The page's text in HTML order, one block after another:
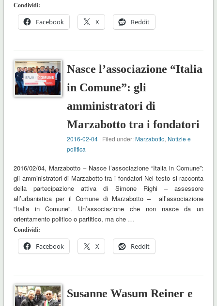
Condividi:
Facebook X Reddit
Nasce l’associazione “Italia
in Comune”: gli
amministratori di
Marzabotto tra i fondatori
2016-02-04 | Filed under:Marzabotto, Notizie e
politica
2016/02/04, Marzabotto – Nasce l’associazione “Italia in Comune”:
gli amministratori di Marzabotto tra i fondatori Nel testo si racconta
della partecipazione attiva di Simone Righi – assessore
all’urbanistica per il Comune di Marzabotto – all’associazione
“Italia in Comune“. Un’associazione che non nasce da un
orientamento politico o partitico, ma che …
Condividi:
Facebook X Reddit
Susanne Wasum Reiner e